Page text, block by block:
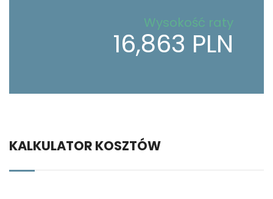
Wysokość raty
16,863 PLN
KALKULATOR KOSZTÓW